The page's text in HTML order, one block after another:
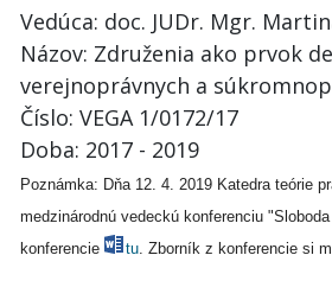
Vedúca: doc. JUDr. Mgr.
Názov: Združenia ako prvok
verejnoprávnych a
Číslo: VEGA 1/0172/17
Doba: 2017 - 2019
Poznámka: Dňa 12. 4. 2019 Katedra teórie
medzinárodnú vedeckú konferenciu
konferencie
tu . Zborník z konferencie si